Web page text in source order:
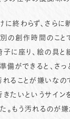
終わらず、さらに
別の創作時間のこと
子に座り、絵の具と
備ができると、さ
ることが嫌いなの
たいというサイン
。もう汚れるのが